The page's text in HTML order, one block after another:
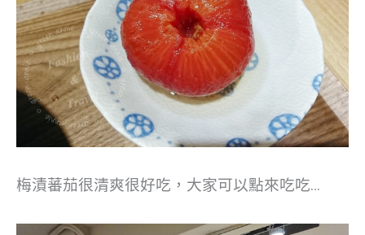
梅漬蕃茄很清爽很好吃，大家可以點來吃吃…